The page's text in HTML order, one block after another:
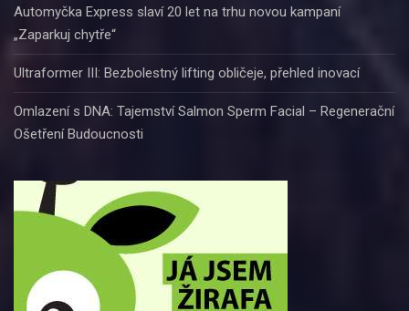
Automyčka Express slaví 20 let na trhu novou kampaní
„Zaparkuj chytře“
Ultraformer III: Bezbolestný lifting obličeje, přehled inovací
Omlazení s DNA: Tajemství Salmon Sperm Facial – Regenerační
Ošetření Budoucnosti